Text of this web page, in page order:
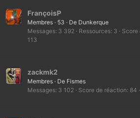
FrançoisP
Membres · 53 · De Dunkerque
Messages 3 392 Ressources 3 Score
113
zackmk2
Membres · De Fismes
Messages 3 102 Score de réaction 84